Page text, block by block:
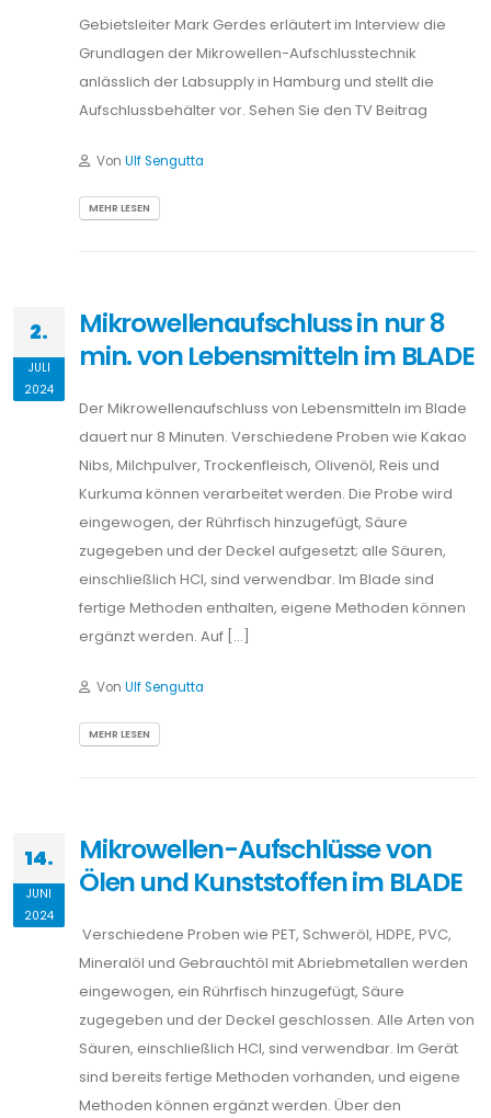
Gebietsleiter Mark Gerdes erläutert im Interview die
Grundlagen der Mikrowellen-Aufschlusstechnik
anlässlich der Labsupply in Hamburg und stellt die
Aufschlussbehälter vor. Sehen Sie den TV Beitrag
Von Ulf Sengutta
MEHR LESEN
2.
JULI
2024
Mikrowellenaufschluss in nur 8
min. von Lebensmitteln im BLADE
Der Mikrowellenaufschluss von Lebensmitteln im Blade
dauert nur 8 Minuten. Verschiedene Proben wie Kakao
Nibs, Milchpulver, Trockenfleisch, Olivenöl, Reis und
Kurkuma können verarbeitet werden. Die Probe wird
eingewogen, der Rührfisch hinzugefügt, Säure
zugegeben und der Deckel aufgesetzt; alle Säuren,
einschließlich HCl, sind verwendbar. Im Blade sind
fertige Methoden enthalten, eigene Methoden können
ergänzt werden. Auf […]
Von Ulf Sengutta
MEHR LESEN
14.
JUNI
2024
Mikrowellen-Aufschlüsse von
Ölen und Kunststoffen im BLADE
Verschiedene Proben wie PET, Schweröl, HDPE, PVC,
Mineralöl und Gebrauchtöl mit Abriebmetallen werden
eingewogen, ein Rührfisch hinzugefügt, Säure
zugegeben und der Deckel geschlossen. Alle Arten von
Säuren, einschließlich HCl, sind verwendbar. Im Gerät
sind bereits fertige Methoden vorhanden, und eigene
Methoden können ergänzt werden. Über den